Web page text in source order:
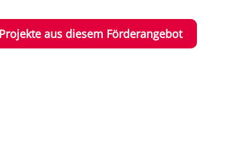
aus diesem Förderangebot